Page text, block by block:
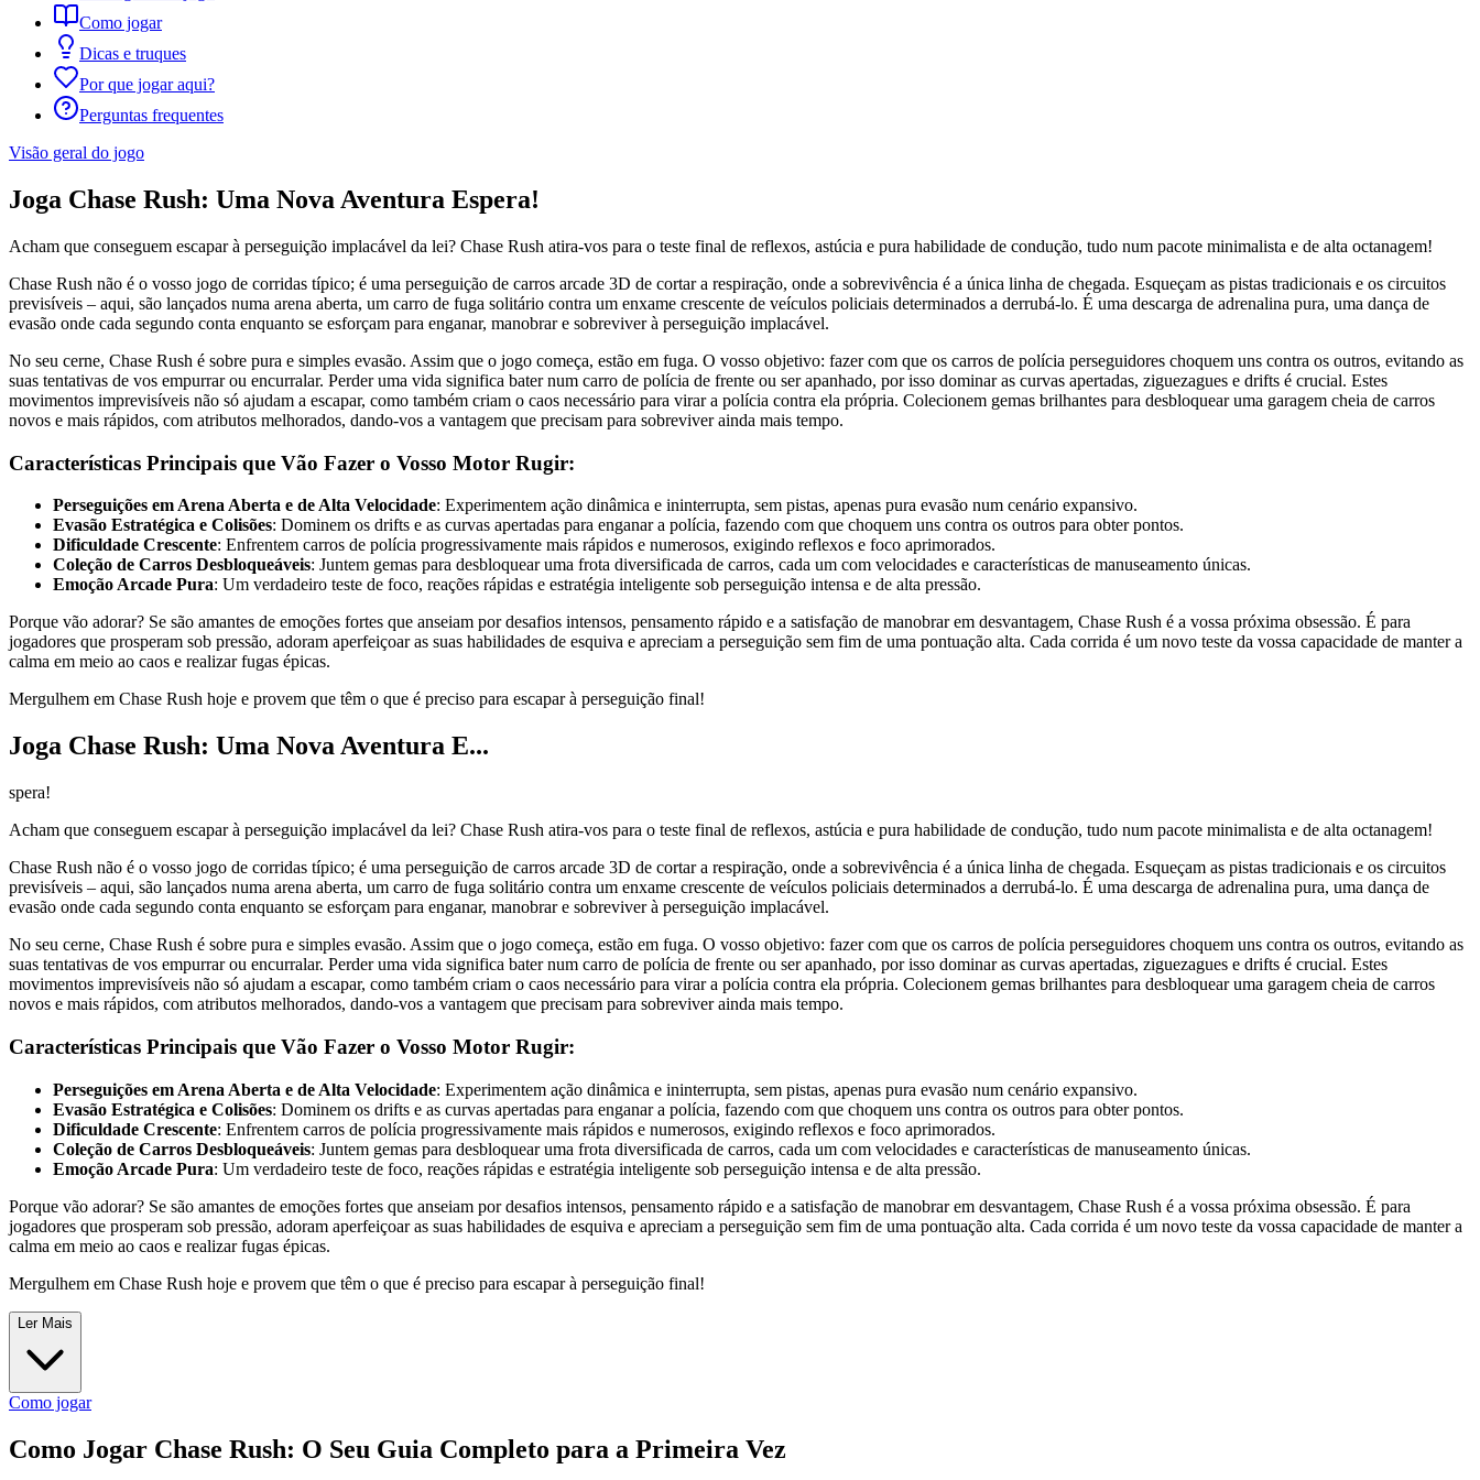
Como jogar
Dicas e truques
Por que jogar aqui?
Perguntas frequentes
Visão geral do jogo
Joga Chase Rush: Uma Nova Aventura Espera!
Acham que conseguem escapar à perseguição implacável da lei? Chase Rush atira-vos para o teste final de reflexos, astúcia e pura habilidade de condução, tudo num pacote minimalista e de alta octanagem!
Chase Rush não é o vosso jogo de corridas típico; é uma perseguição de carros arcade 3D de cortar a respiração, onde a sobrevivência é a única linha de chegada. Esqueçam as pistas tradicionais e os circuitos
previsíveis – aqui, são lançados numa arena aberta, um carro de fuga solitário contra um enxame crescente de veículos policiais determinados a derrubá-lo. É uma descarga de adrenalina pura, uma dança de
evasão onde cada segundo conta enquanto se esforçam para enganar, manobrar e sobreviver à perseguição implacável.
No seu cerne, Chase Rush é sobre pura e simples evasão. Assim que o jogo começa, estão em fuga. O vosso objetivo: fazer com que os carros de polícia perseguidores choquem uns contra os outros, evitando as
suas tentativas de vos empurrar ou encurralar. Perder uma vida significa bater num carro de polícia de frente ou ser apanhado, por isso dominar as curvas apertadas, ziguezagues e drifts é crucial. Estes
movimentos imprevisíveis não só ajudam a escapar, como também criam o caos necessário para virar a polícia contra ela própria. Colecionem gemas brilhantes para desbloquear uma garagem cheia de carros
novos e mais rápidos, com atributos melhorados, dando-vos a vantagem que precisam para sobreviver ainda mais tempo.
Características Principais que Vão Fazer o Vosso Motor Rugir:
Perseguições em Arena Aberta e de Alta Velocidade: Experimentem ação dinâmica e ininterrupta, sem pistas, apenas pura evasão num cenário expansivo.
Evasão Estratégica e Colisões: Dominem os drifts e as curvas apertadas para enganar a polícia, fazendo com que choquem uns contra os outros para obter pontos.
Dificuldade Crescente: Enfrentem carros de polícia progressivamente mais rápidos e numerosos, exigindo reflexos e foco aprimorados.
Coleção de Carros Desbloqueáveis: Juntem gemas para desbloquear uma frota diversificada de carros, cada um com velocidades e características de manuseamento únicas.
Emoção Arcade Pura: Um verdadeiro teste de foco, reações rápidas e estratégia inteligente sob perseguição intensa e de alta pressão.
Porque vão adorar? Se são amantes de emoções fortes que anseiam por desafios intensos, pensamento rápido e a satisfação de manobrar em desvantagem, Chase Rush é a vossa próxima obsessão. É para
jogadores que prosperam sob pressão, adoram aperfeiçoar as suas habilidades de esquiva e apreciam a perseguição sem fim de uma pontuação alta. Cada corrida é um novo teste da vossa capacidade de manter a
calma em meio ao caos e realizar fugas épicas.
Mergulhem em Chase Rush hoje e provem que têm o que é preciso para escapar à perseguição final!
Joga Chase Rush: Uma Nova Aventura E...
spera!
Acham que conseguem escapar à perseguição implacável da lei? Chase Rush atira-vos para o teste final de reflexos, astúcia e pura habilidade de condução, tudo num pacote minimalista e de alta octanagem!
Chase Rush não é o vosso jogo de corridas típico; é uma perseguição de carros arcade 3D de cortar a respiração, onde a sobrevivência é a única linha de chegada. Esqueçam as pistas tradicionais e os circuitos
previsíveis – aqui, são lançados numa arena aberta, um carro de fuga solitário contra um enxame crescente de veículos policiais determinados a derrubá-lo. É uma descarga de adrenalina pura, uma dança de
evasão onde cada segundo conta enquanto se esforçam para enganar, manobrar e sobreviver à perseguição implacável.
No seu cerne, Chase Rush é sobre pura e simples evasão. Assim que o jogo começa, estão em fuga. O vosso objetivo: fazer com que os carros de polícia perseguidores choquem uns contra os outros, evitando as
suas tentativas de vos empurrar ou encurralar. Perder uma vida significa bater num carro de polícia de frente ou ser apanhado, por isso dominar as curvas apertadas, ziguezagues e drifts é crucial. Estes
movimentos imprevisíveis não só ajudam a escapar, como também criam o caos necessário para virar a polícia contra ela própria. Colecionem gemas brilhantes para desbloquear uma garagem cheia de carros
novos e mais rápidos, com atributos melhorados, dando-vos a vantagem que precisam para sobreviver ainda mais tempo.
Características Principais que Vão Fazer o Vosso Motor Rugir:
Perseguições em Arena Aberta e de Alta Velocidade: Experimentem ação dinâmica e ininterrupta, sem pistas, apenas pura evasão num cenário expansivo.
Evasão Estratégica e Colisões: Dominem os drifts e as curvas apertadas para enganar a polícia, fazendo com que choquem uns contra os outros para obter pontos.
Dificuldade Crescente: Enfrentem carros de polícia progressivamente mais rápidos e numerosos, exigindo reflexos e foco aprimorados.
Coleção de Carros Desbloqueáveis: Juntem gemas para desbloquear uma frota diversificada de carros, cada um com velocidades e características de manuseamento únicas.
Emoção Arcade Pura: Um verdadeiro teste de foco, reações rápidas e estratégia inteligente sob perseguição intensa e de alta pressão.
Porque vão adorar? Se são amantes de emoções fortes que anseiam por desafios intensos, pensamento rápido e a satisfação de manobrar em desvantagem, Chase Rush é a vossa próxima obsessão. É para
jogadores que prosperam sob pressão, adoram aperfeiçoar as suas habilidades de esquiva e apreciam a perseguição sem fim de uma pontuação alta. Cada corrida é um novo teste da vossa capacidade de manter a
calma em meio ao caos e realizar fugas épicas.
Mergulhem em Chase Rush hoje e provem que têm o que é preciso para escapar à perseguição final!
Ler Mais
Como jogar
Como Jogar Chase Rush: O Seu Guia Completo para a Primeira Vez